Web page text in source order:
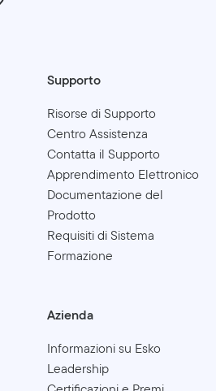
Supporto
Risorse di Supporto
Centro Assistenza
Contatta il Supporto
Apprendimento Elettronico
Documentazione del
Prodotto
Requisiti di Sistema
Formazione
Azienda
Informazioni su Esko
Leadership